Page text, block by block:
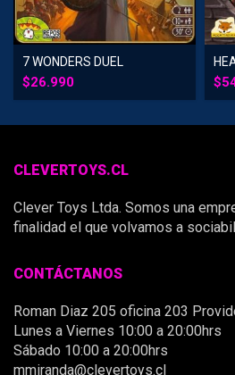
7 WONDERS DUEL
$26.990 $
CLEVERTOYS.CL
Clever Toys Ltda. Somos una
finalidad el que volvamos a
CONTÁCTANOS
Roman Diaz 205 oficina 203
Lunes a Viernes 10:00 a 20:00hrs
Sábado 10:00 a 20:00hrs
mmiranda@clevertoys.cl